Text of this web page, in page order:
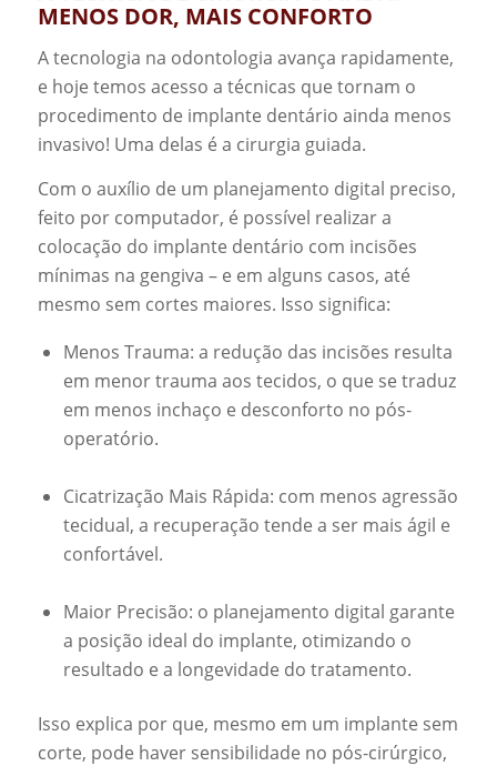
MENOS DOR, MAIS CONFORTO
A tecnologia na odontologia avança rapidamente,
e hoje temos acesso a técnicas que tornam o
procedimento de implante dentário ainda menos
invasivo! Uma delas é a cirurgia guiada.
Com o auxílio de um planejamento digital preciso,
feito por computador, é possível realizar a
colocação do implante dentário com incisões
mínimas na gengiva – e em alguns casos, até
mesmo sem cortes maiores. Isso significa:
Menos Trauma: a redução das incisões resulta
em menor trauma aos tecidos, o que se traduz
em menos inchaço e desconforto no pós-
operatório.
Cicatrização Mais Rápida: com menos agressão
tecidual, a recuperação tende a ser mais ágil e
confortável.
Maior Precisão: o planejamento digital garante
a posição ideal do implante, otimizando o
resultado e a longevidade do tratamento.
Isso explica por que, mesmo em um implante sem
corte, pode haver sensibilidade no pós-cirúrgico,